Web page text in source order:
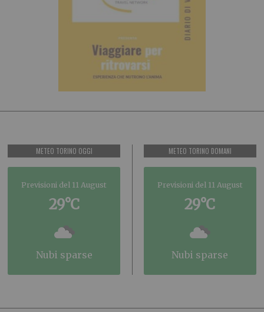
METEO TORINO OGGI
Previsioni del 11 August
29°C
nubi sparse
METEO TORINO DOMANI
Previsioni del 11 August
29°C
nubi sparse